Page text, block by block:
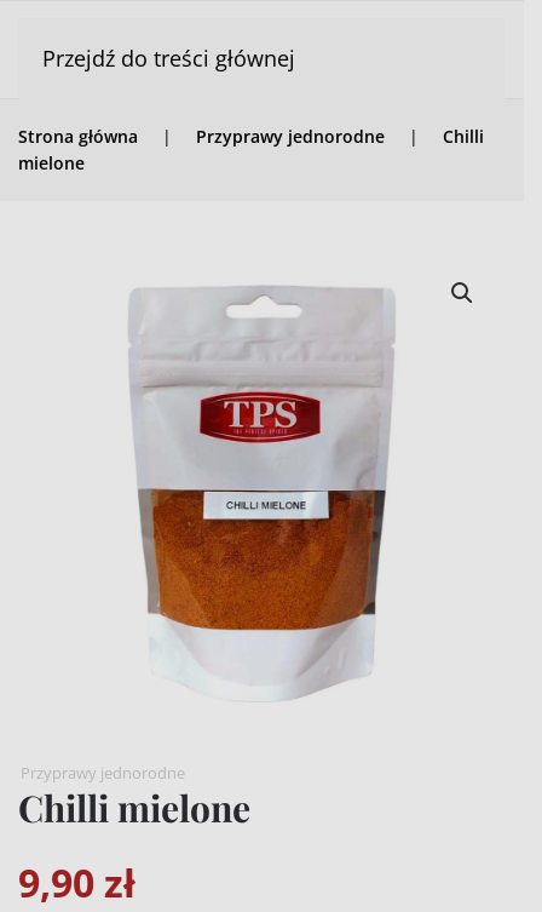
Przejdź do treści głównej
Strona główna Przyprawy jednorodne
Chilli
mielone
Przyprawy jednorodne
Chilli mielone
9,90 zł